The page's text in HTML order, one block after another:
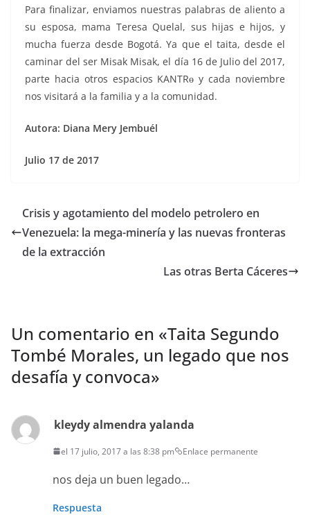
Para finalizar, enviamos nuestras palabras de aliento a
su esposa, mama Teresa Quelal, sus hijas e hijos, y
mucha fuerza desde Bogotá. Ya que el taita, desde el
caminar del ser Misak Misak, el día 16 de Julio del 2017,
parte hacia otros espacios KANTRɵ y cada noviembre
nos visitará a la familia y a la comunidad.
Autora: Diana Mery Jembuél
Julio 17 de 2017
Crisis y agotamiento del modelo petrolero en
Venezuela: la mega-minería y las nuevas fronteras
de la extracción
Las otras Berta Cáceres
Un comentario en «Taita Segundo
Tombé Morales, un legado que nos
desafía y convoca»
kleydy almendra yalanda
el 17 julio, 2017 a las 8:38 pm Enlace permanente
nos deja un buen legado…
Respuesta